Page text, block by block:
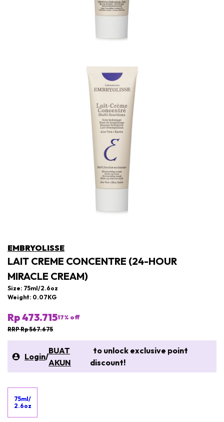
EMBRYOLISSE
LAIT CREME CONCENTRE (24-HOUR
MIRACLE CREAM)
Size: 75ml/2.6oz
Weight: 0.07KG
Rp 473.71517% off
RRP Rp 567.675
Login/
BUAT
AKUN
to unlock exclusive point
discount!
75ml/
2.6oz